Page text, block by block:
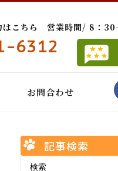
はこちら 営業時間/ 8：
6312
お問合わせ
記事検索